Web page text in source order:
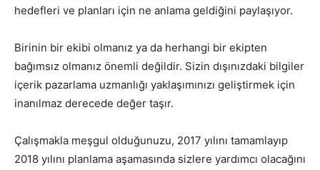
SEM,
ASO,
Tasarım,
hedefleri ve planları için ne anlama geldiğini paylaşıyor.
Birinin bir ekibi olmanız ya da herhangi bir ekipten
bağımsız olmanız önemli değildir. Sizin dışınızdaki bilgiler
içerik pazarlama uzmanlığı yaklaşımınızı geliştirmek için
inanılmaz derecede değer taşır.
Çalışmakla meşgul olduğunuzu, 2017 yılını tamamlayıp
2018 yılını planlama aşamasında sizlere yardımcı olacağını